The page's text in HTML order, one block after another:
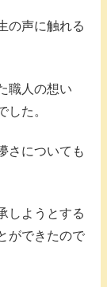
の声に触れる
職人の想い
した。
さについても
しようとする
ができたので